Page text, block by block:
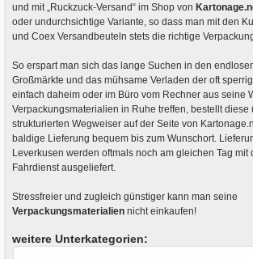
und mit „Ruckzuck-Versand“ im Shop von
oder undurchsichtige Variante, so dass man mit den
und Coex Versandbeuteln stets die richtige
So erspart man sich das lange Suchen in den
Großmärkte und das mühsame Verladen der oft
einfach daheim oder im Büro vom Rechner aus seine
Verpackungsmaterialien in Ruhe treffen, bestellt diese
strukturierten Wegweiser auf der Seite von
baldige Lieferung bequem bis zum Wunschort.
Leverkusen werden oftmals noch am gleichen Tag mit
Fahrdienst ausgeliefert.
Stressfreier und zugleich günstiger kann man seine
Verpackungsmaterialien nicht einkaufen!
weitere Unterkategorien: